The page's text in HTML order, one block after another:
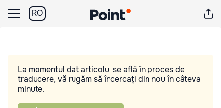
RO
La momentul dat articolul se află în proces de
traducere, vă rugăm să încercați din nou în câteva
minute.